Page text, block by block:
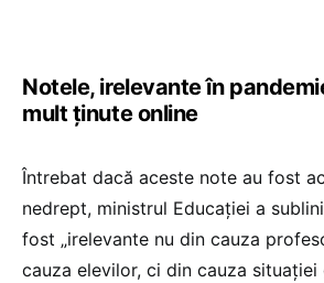
Notele, irelevante în
mult ținute online
Întrebat dacă aceste note au fost
nedrept, ministrul Educaţiei a
fost „irelevante nu din cauza
cauza elevilor, ci din cauza situaţiei